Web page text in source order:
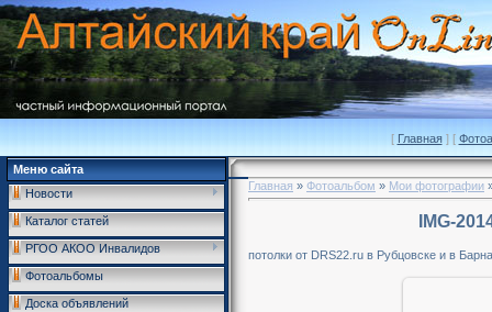
[ Главная ] [
Меню сайта
Новости
Каталог статей
РГОО АКОО Инвалидов
Фотоальбомы
Доска объявлений
Главная » Фотоальбом » Мои фотографии
IMG-
потолки от DRS22.ru в Рубцовске и в